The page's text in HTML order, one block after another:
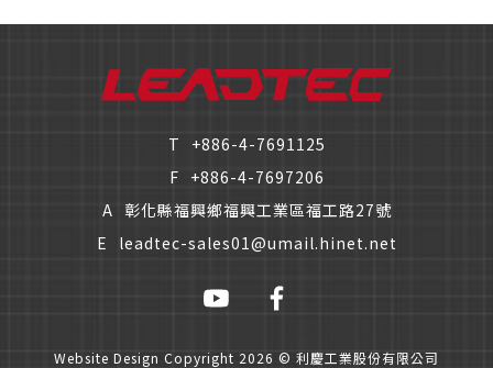
T
+886-4-7691125
F +886-4-7697206
A 彰化縣福興鄉福興工業區福工路27號
E
leadtec-sales01@umail.hinet.net
Website Design Copyright 2026 © 利慶工業股份有限公司
Cookies